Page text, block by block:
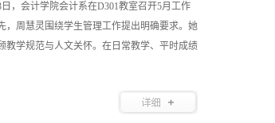
，会计学院会计系在D301教室召开5月工作
，周慧灵围绕学生管理工作提出明确要求。她
教学规范与人文关怀。在日常教学、平时成绩